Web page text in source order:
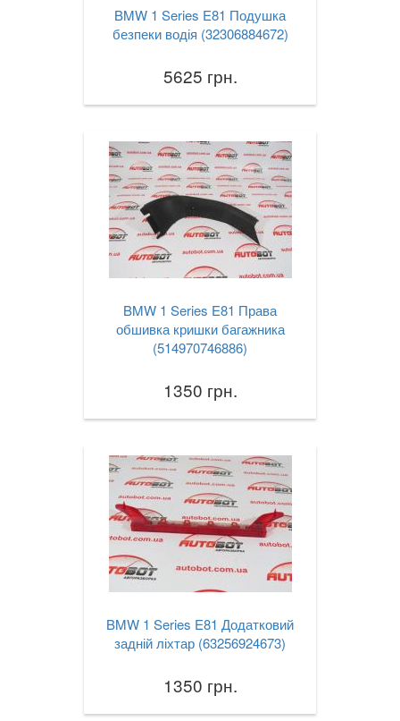
BMW 1 Series E81 Подушка
безпеки водія (32306884672)
5625 грн.
BMW 1 Series E81 Права
обшивка кришки багажника
(514970746886)
1350 грн.
BMW 1 Series E81 Додатковий
задній ліхтар (63256924673)
1350 грн.